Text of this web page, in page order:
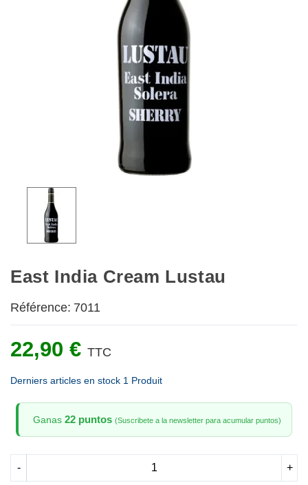
East India Cream Lustau
Référence: 7011
22,90 € TTC
Derniers articles en stock 1 Produit
Ganas 22 puntos (Suscribete a la newsletter para acumular puntos)
- +